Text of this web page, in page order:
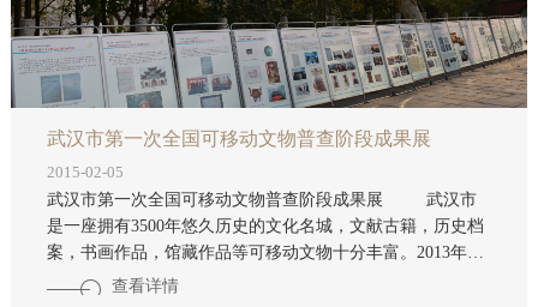
武汉市第一次全国可移动文物普查阶段成果展
2015-02-05
武汉市第一次全国可移动文物普查阶段成果展 武汉市
是一座拥有3500年悠久历史的文化名城，文献古籍，历史档
案，书画作品，馆藏作品等可移动文物十分丰富。2013年8
月15日，武汉市召开第一次全国可移动文物普查工作会议，
查看详情